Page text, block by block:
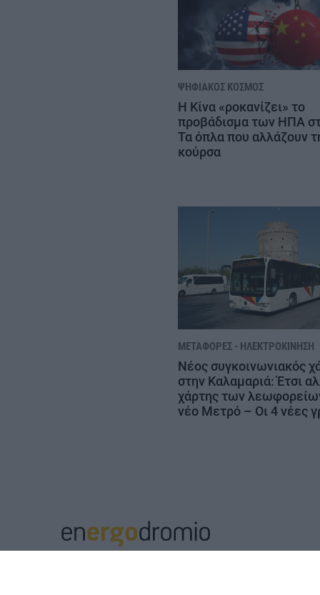
ΨΗΦΙΑΚΌΣ ΚΌΣΜΟΣ
Η Κίνα «ροκανίζει» το
προβάδισμα των ΗΠΑ
Τα όπλα που αλλάζουν
κούρσα
ΜΕΤΑΦΟΡΈΣ - ΗΛΕΚΤΡΟΚΊΝΗΣΗ
Νέος συγκοινωνιακός
στην Καλαμαριά: Έτσι
χάρτης των
νέο Μετρό – Οι 4 νέες